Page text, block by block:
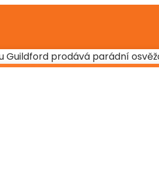
Guildford prodává parádní